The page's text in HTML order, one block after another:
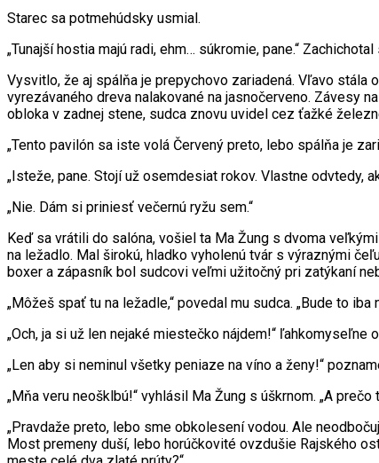
Starec sa potmehúdsky usmial.
„Tunajší hostia majú radi, ehm… súkromie, pane.“
Vysvitlo, že aj spálňa je prepychovo zariadená. Vľavo
vyrezávaného dreva nalakované na jasnočerveno. Závesy
obloka v zadnej stene, sudca znovu uvidel cez ťažké
„Tento pavilón sa iste volá Červený preto, lebo spálňa je
„Isteže, pane. Stojí už osemdesiat rokov. Vlastne odvtedy,
„Nie. Dám si priniesť večernú ryžu sem.“
Keď sa vrátili do salóna, vošiel ta Ma Žung s dvoma
na ležadlo. Mal širokú, hladko vyholenú tvár s výraznými
boxer a zápasník bol sudcovi veľmi užitočný pri zatýkaní
„Môžeš spať tu na ležadle,“ povedal mu sudca. „Bude to
„Och, ja si už len nejaké miestečko nájdem!“ ľahkomyseľne
„Len aby si neminul všetky peniaze na víno a ženy!“
„Mňa veru neošklbú!“ vyhlásil Ma Žung s úškrnom. „A
„Pravdaže preto, lebo sme obkolesení vodou. Ale
Most premeny duší, lebo horúčkovité ovzdušie Rajského